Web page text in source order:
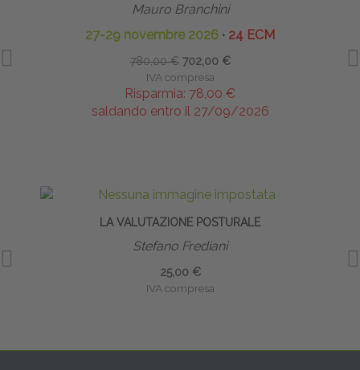
Mauro Branchini
27-29 novembre 2026 ∙ 24 ECM
780,00 € 702,00 €
IVA compresa
Risparmia: 78,00 €
saldando entro il 27/09/2026
LA VALUTAZIONE POSTURALE
Stefano Frediani
25,00 €
IVA compresa